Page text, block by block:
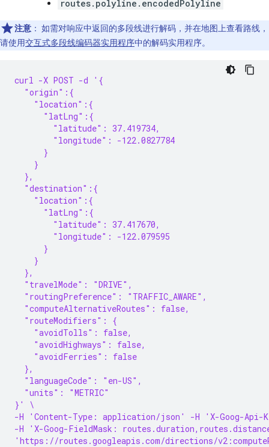
routes.polyline.encodedPolyline
注意 ： 如需对响应中返回的多段线进行解码，并在地图上查看路线，
请使用交互式多段线编码器实用程序中的解码实用程序。
curl -X POST -d '{
  "origin":{
    "location":{
      "latLng":{
        "latitude": 37.419734,
        "longitude": -122.0827784
      }
    }
  },
  "destination":{
    "location":{
      "latLng":{
        "latitude": 37.417670,
        "longitude": -122.079595
      }
    }
  },
  "travelMode": "DRIVE",
  "routingPreference": "TRAFFIC_AWARE",
  "computeAlternativeRoutes": false,
  "routeModifiers": {
    "avoidTolls": false,
    "avoidHighways": false,
    "avoidFerries": false
  },
  "languageCode": "en-US",
  "units": "METRIC"
}' \
-H 'Content-Type: application/json' -H 'X-Goog-Api-
-H 'X-Goog-FieldMask:
'https://routes.googleapis.com/directions/